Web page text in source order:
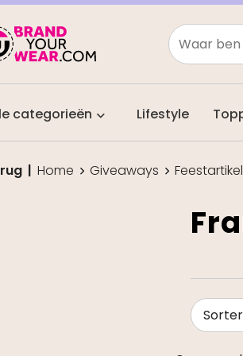
categorieën Lifestyle
| Home Giveaways